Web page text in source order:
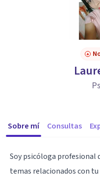
Sobre mí Consultas
Soy psicóloga profesional
temas relacionados con